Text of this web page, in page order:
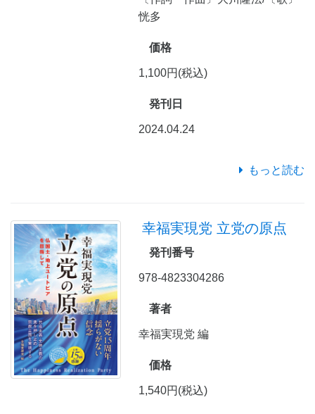
恍多
価格
1,100円(税込)
発刊日
2024.04.24
もっと読む
幸福実現党 立党の原点
発刊番号
978-4823304286
著者
幸福実現党 編
価格
1,540円(税込)